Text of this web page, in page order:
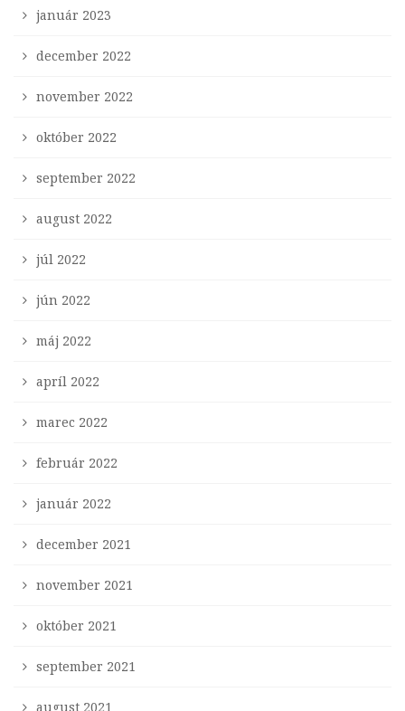
január 2023
december 2022
november 2022
október 2022
september 2022
august 2022
júl 2022
jún 2022
máj 2022
apríl 2022
marec 2022
február 2022
január 2022
december 2021
november 2021
október 2021
september 2021
august 2021